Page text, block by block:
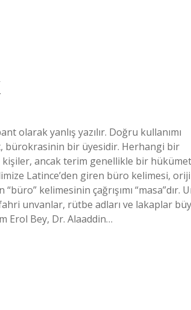
olarak yanlış yazılır. Doğru kullanımı
bürokrasinin bir üyesidir. Herhangi bir
ancak terim genellikle bir
Latince’den giren büro kelimesi,
kelimesinin çağrışımı “masa”dır.
unvanlar, rütbe adları ve lakaplar
Erol Bey, Dr. Alaaddin…